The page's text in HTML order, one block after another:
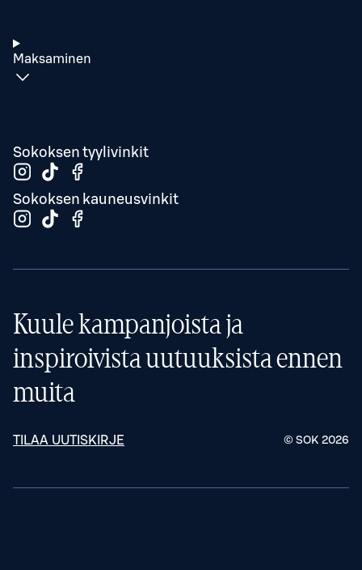
Maksaminen
Sokoksen tyylivinkit
Sokoksen kauneusvinkit
Kuule kampanjoista ja
inspiroivista uutuuksista ennen
muita
TILAA UUTISKIRJE © SOK 2026